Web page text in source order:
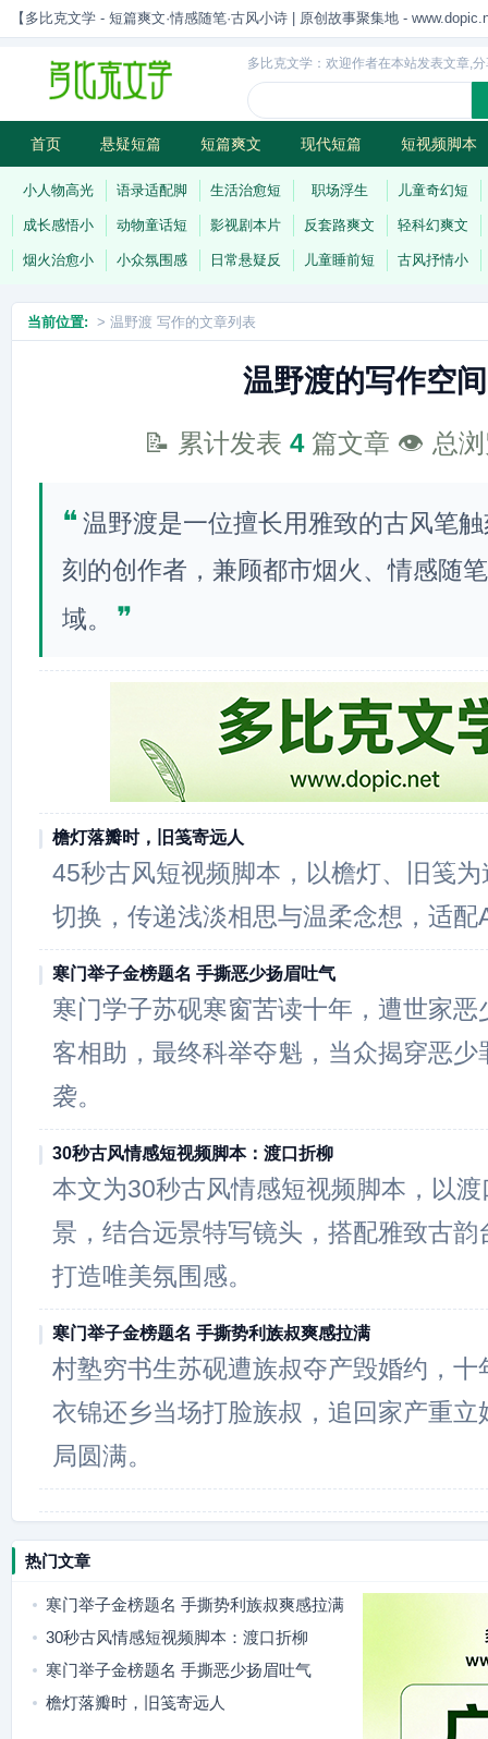
【多比克文学 - 短篇爽文·情感随笔·古风小诗 | 原创故事聚集地 -
多比克文学：欢迎作者在本站发表文章,
首页 悬疑短篇 短篇爽文 现代短篇 短视频脚本
古风小诗 科幻短篇 现代小诗 连载
小人物高光 语录适配脚 生活治愈短 职场浮生 儿童奇幻短
成长感悟小 动物童话短 影视剧本片 反套路爽文 轻科幻爽文
烟火治愈小 小众氛围感 日常悬疑反 儿童睡前短 古风抒情小
当前位置: > 温野渡 写作的文章列表
温野渡的写作空间
📝 累计发表 4篇文章 👁️ 总
❝ 温野渡是一位擅长用雅致的古风笔
刻的创作者，兼顾都市烟火、情感随
域。
❞
檐灯落瓣时，旧笺寄远人
45秒古风短视频脚本，以檐灯、旧笺
切换，传递浅淡相思与温柔念想，适配
寒门举子金榜题名 手撕恶少扬眉吐气
寒门学子苏砚寒窗苦读十年，遭世家
客相助，最终科举夺魁，当众揭穿恶
袭。
30秒古风情感短视频脚本：渡口折柳
本文为30秒古风情感短视频脚本，以
景，结合远景特写镜头，搭配雅致古韵
打造唯美氛围感。
寒门举子金榜题名 手撕势利族叔爽感拉满
村塾穷书生苏砚遭族叔夺产毁婚约，十
衣锦还乡当场打脸族叔，追回家产重立
局圆满。
热门文章
寒门举子金榜题名 手撕势利族叔爽感拉满
30秒古风情感短视频脚本：渡口折柳
寒门举子金榜题名 手撕恶少扬眉吐气
檐灯落瓣时，旧笺寄远人